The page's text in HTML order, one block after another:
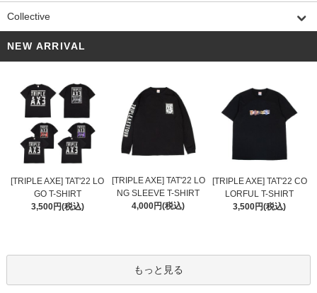
Collective
NEW ARRIVAL
[TRIPLE AXE] TAT'22 LO
GO T-SHIRT
3,500円(税込)
[TRIPLE AXE] TAT'22 LO
NG SLEEVE T-SHIRT
4,000円(税込)
[TRIPLE AXE] TAT'22 CO
LORFUL T-SHIRT
3,500円(税込)
もっと見る